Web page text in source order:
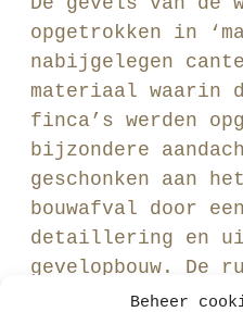
Beheer
opgetrokken in
nabijgelegen
materiaal waarin
finca’s werden
bijzondere
geschonken aan
bouwafval door
detaillering en
gevelopbouw. De
blijven in het